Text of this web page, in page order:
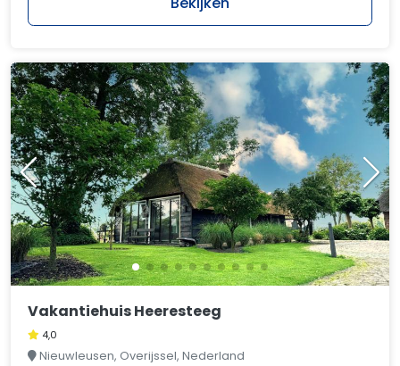
Vakantiehuis Heeresteeg
4,0
Nieuwleusen, Overijssel, Nederland